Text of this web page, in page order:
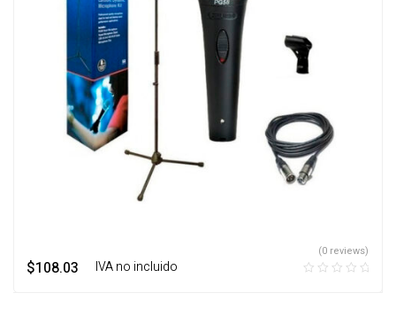
$108.03 ‎ ‎ ‎ IVA no incluido
(0 reviews)